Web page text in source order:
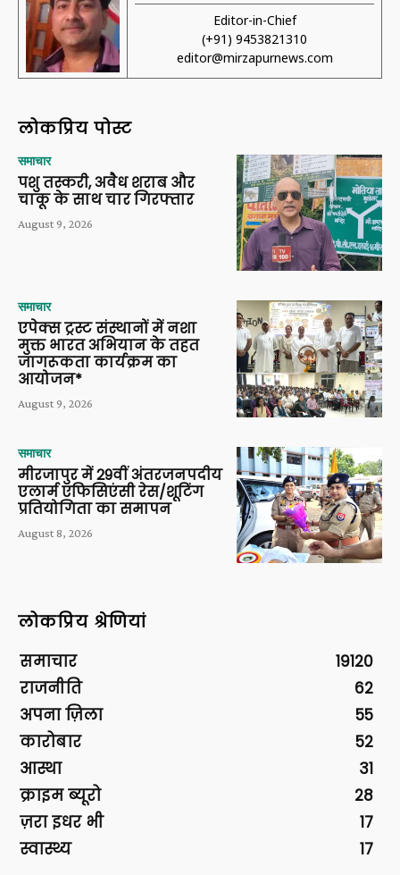
Editor-in-Chief
(+91) 9453821310
editor@mirzapurnews.com
लोकप्रिय पोस्ट
समाचार
पशु तस्करी, अवैध शराब और
चाकू के साथ चार गिरफ्तार
August 9, 2026
समाचार
एपेक्स ट्रस्ट संस्थानों में नशा
मुक्त भारत अभियान के तहत
जागरूकता कार्यक्रम का
आयोजन*
August 9, 2026
समाचार
मीरजापुर में 29वीं अंतरजनपदीय
एलार्म एफिसिएंसी रेस/शूटिंग
प्रतियोगिता का समापन
August 8, 2026
लोकप्रिय श्रेणियां
समाचार
19120
राजनीति
62
अपना ज़िला
55
कारोबार
52
आस्था
31
क्राइम ब्यूरो
28
ज़रा इधर भी
17
स्वास्थ्य
17